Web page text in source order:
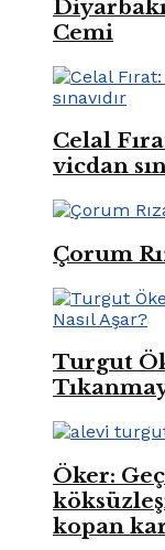
Cemi
Celal
vicdan
Çorum
Turgut
Öker:
kopan